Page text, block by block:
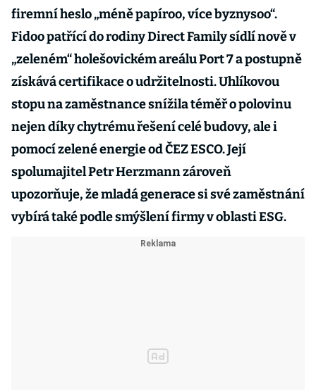
firemní heslo „méně papíroo, více byznysoo“.
Fidoo patřící do rodiny Direct Family sídlí nově v
„zeleném“ holešovickém areálu Port 7 a postupně
získává certifikace o udržitelnosti. Uhlíkovou
stopu na zaměstnance snížila téměř o polovinu
nejen díky chytrému řešení celé budovy, ale i
pomocí zelené energie od ČEZ ESCO. Její
spolumajitel Petr Herzmann zároveň
upozorňuje, že mladá generace si své zaměstnání
vybírá také podle smýšlení firmy v oblasti ESG.